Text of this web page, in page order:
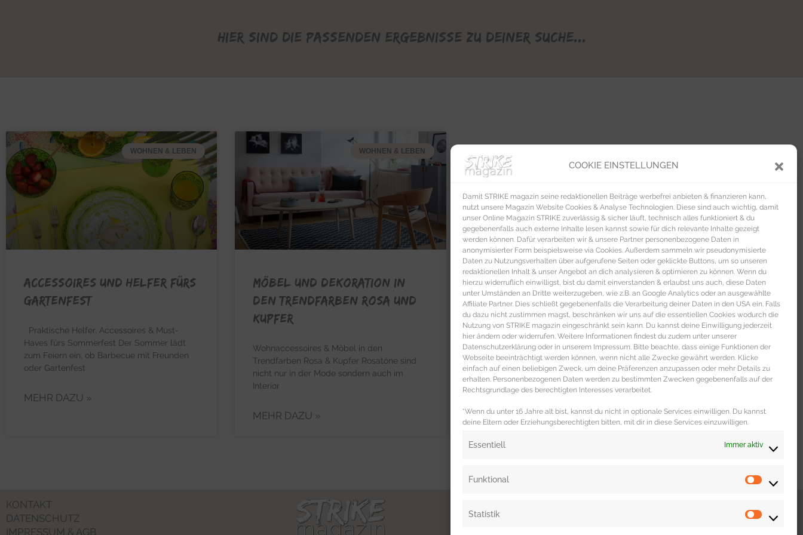
COOKIE EINSTELLUNGEN
Damit STRIKE magazin seine redaktionellen Beiträge werbefrei anbieten & finanzieren kann,
nutzt unsere Magazin Website Cookies & Analyse Technologien. Diese sind auch wichtig, damit
unser Online Magazin STRIKE zuverlässig & sicher läuft, technisch alles funktioniert & du
gegebenenfalls auch externe Inhalte lesen kannst sowie für dich relevante Inhalte gezeigt
werden können. Dafür verarbeiten wir & unsere Partner personenbezogene Daten in
anonymisierter Form beispielsweise via Cookies. Außerdem sammeln wir pseudonymisierte
Daten zu Nutzungsverhalten über aufgerufene Seiten oder geklickte Buttons, um so unseren
redaktionellen Inhalt & unser Angebot an dich analysieren & optimieren zu können. Wenn du
hierzu widerruflich einwilligst, bist du damit einverstanden & erlaubst uns auch, diese Daten
unter Umständen an Dritte weiterzugeben, wie z.B. an Google Analytics oder an ausgewählte
Affiliate Partner. Dies schließt gegebenenfalls die Verarbeitung deiner Daten in den USA ein. Falls
du dazu nicht zustimmen magst, beschränken wir uns auf die essentiellen Cookies wodurch die
Nutzung von STRIKE magazin eingeschränkt sein kann. Du kannst deine Einwilligung jederzeit
hier ändern oder widerrufen. Weitere Informationen findest du zudem unter unserer
Datenschutzerklärung oder in unserem Impressum. Bitte beachte, dass einige Funktionen der
Webseite beeinträchtigt werden können, wenn nicht alle Zwecke gewährt werden. Klicke
einfach auf einen beliebigen Zweck, um deine Präferenzen anzupassen oder mehr Details zu
erhalten. Personenbezogenen Daten werden zu bestimmten Zwecken gegebenenfalls auf der
Rechtsgrundlage des berechtigten Interesses verarbeitet.
*Wenn du unter 16 Jahre alt bist, kannst du nicht in optionale Services einwilligen. Du kannst
deine Eltern oder Erziehungsberechtigten bitten, mit dir in diese Services einzuwilligen.
Essentiell Immer aktiv
Funktional
Statistik
Hier sind die passenden Ergebnisse zu deiner Suche...
WOHNEN & LEBEN
Accessoires und Helfer fürs
Gartenfest
Praktische Helfer, Accessoires & Must-
Haves fürs Sommerfest Der Sommer lädt
zum Feiern ein, ob Barbecue mit Freunden
oder Gartenfest
MEHR DAZU »
WOHNEN & LEBEN
Möbel und Dekoration in
den Trendfarben Rosa und
Kupfer
Wohnaccessoires & Möbel in den
Trendfarben Rosa & Kupfer Rosatöne sind
nicht nur in der Mode sondern auch im
Interior
MEHR DAZU »
KONTAKT
DATENSCHUTZ
IMPRESSUM & AGB